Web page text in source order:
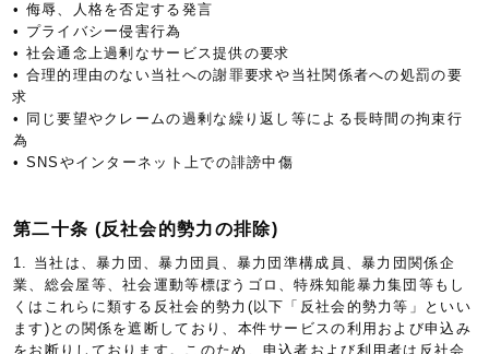
• 侮辱、人格を否定する発言
• プライバシー侵害行為
• 社会通念上過剰なサービス提供の要求
• 合理的理由のない当社への謝罪要求や当社関係者への処罰の要
求
• 同じ要望やクレームの過剰な繰り返し等による長時間の拘束行
為
• SNSやインターネット上での誹謗中傷
第二十条 (反社会的勢力の排除)
1. 当社は、暴力団、暴力団員、暴力団準構成員、暴力団関係企
業、総会屋等、社会運動等標ぼうゴロ、特殊知能暴力集団等もし
くはこれらに類する反社会的勢力(以下「反社会的勢力等」といい
ます)との関係を遮断しており、本件サービスの利用および申込み
をお断りしております。このため、申込者および利用者は反社会